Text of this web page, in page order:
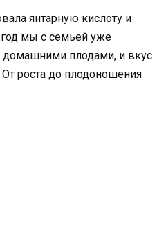
янтарную кислоту и
мы с семьей уже
домашними плодами, и вкус
роста до плодоношения